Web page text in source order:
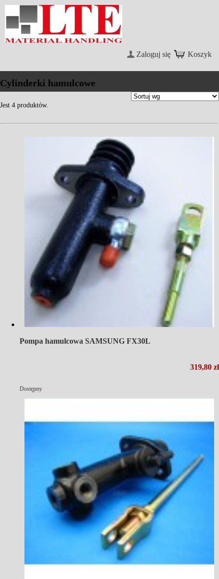
Koszyk
Zaloguj się
Cylinderki hamulcowe
Jest 4 produktów.
Pompa hamulcowa SAMSUNG FX30L
319,80 zł
Dostępny